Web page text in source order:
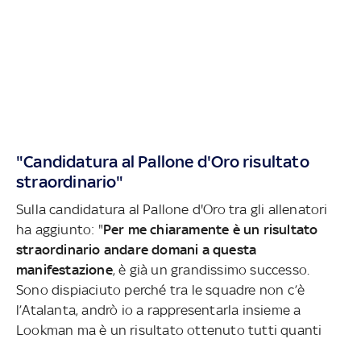
"Candidatura al Pallone d'Oro risultato
straordinario"
Sulla candidatura al Pallone d'Oro tra gli allenatori
ha aggiunto: "Per me chiaramente è un risultato
straordinario andare domani a questa
manifestazione, è già un grandissimo successo.
Sono dispiaciuto perché tra le squadre non c’è
l’Atalanta, andrò io a rappresentarla insieme a
Lookman ma è un risultato ottenuto tutti quanti